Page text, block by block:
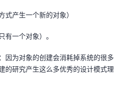
式产生一个新的对象）
有一个对象）。
因为对象的创建会消耗掉系统的很多
的研究产生这么多优秀的设计模式理